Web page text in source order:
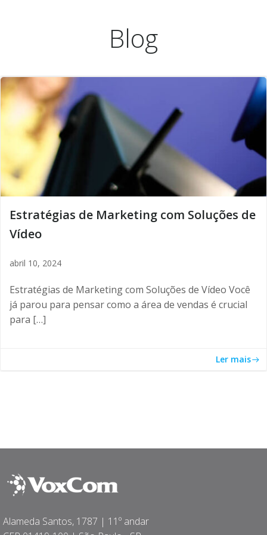
o
conteúdo
Blog
Estratégias de Marketing com Soluções de
Vídeo
abril 10, 2024
Estratégias de Marketing com Soluções de Vídeo Você
já parou para pensar como a área de vendas é crucial
para […]
Ler mais
Alameda Santos, 1787 | 11º andar